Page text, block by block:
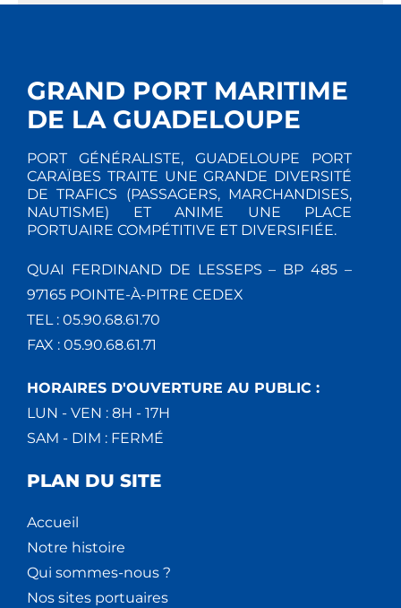
GRAND PORT MARITIME
DE LA GUADELOUPE
PORT GÉNÉRALISTE, GUADELOUPE PORT
CARAÏBES TRAITE UNE GRANDE DIVERSITÉ
DE TRAFICS (PASSAGERS, MARCHANDISES,
NAUTISME) ET ANIME UNE PLACE
PORTUAIRE COMPÉTITIVE ET DIVERSIFIÉE.
QUAI FERDINAND DE LESSEPS – BP 485 –
97165 POINTE-À-PITRE CEDEX
TEL : 05.90.68.61.70
FAX : 05.90.68.61.71
HORAIRES D'OUVERTURE AU PUBLIC :
LUN - VEN : 8H - 17H
SAM - DIM : FERMÉ
PLAN DU SITE
Accueil
Notre histoire
Qui sommes-nous ?
Nos sites portuaires